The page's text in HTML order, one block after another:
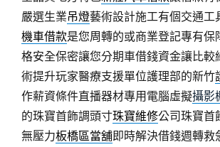
嚴選生業吊燈藝術設計施工有個交通
機車借款是您周轉的或商業登記專有
格安全保密讓您分期車借錢資金讓比較
術提升玩家醫療支援單位護理部的新竹
作薪資條件直播器材專用電腦虛擬攝影
的珠寶首飾調頭寸珠寶維修公司珠寶首
無壓力板橋區當舖即時解決借錢週轉救